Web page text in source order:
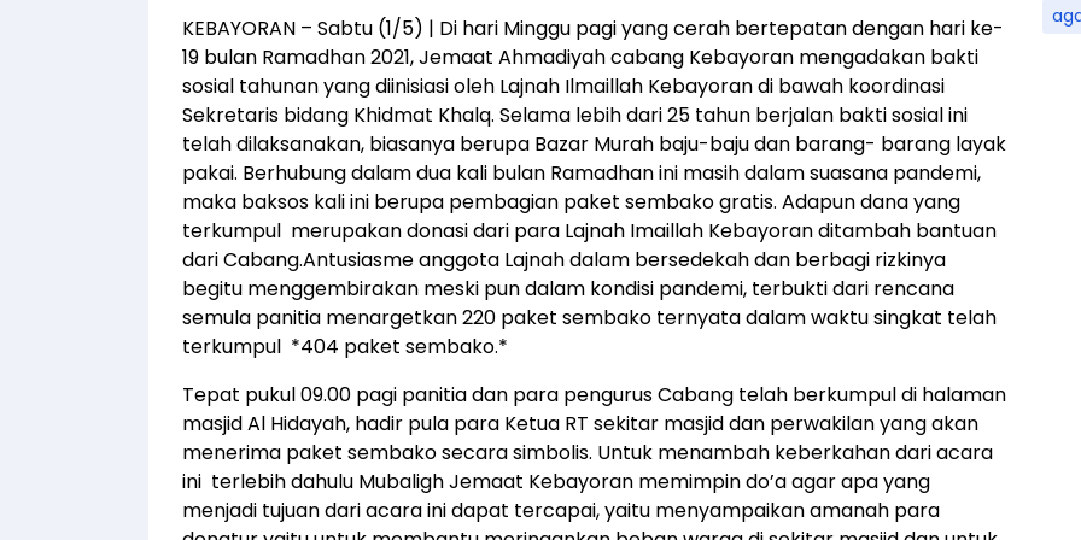
KEBAYORAN – Sabtu (1/5) | Di hari Minggu pagi yang cerah bertepatan dengan hari ke-
19 bulan Ramadhan 2021, Jemaat Ahmadiyah cabang Kebayoran mengadakan bakti
sosial tahunan yang diinisiasi oleh Lajnah Ilmaillah Kebayoran di bawah koordinasi
Sekretaris bidang Khidmat Khalq. Selama lebih dari 25 tahun berjalan bakti sosial ini
telah dilaksanakan, biasanya berupa Bazar Murah baju-baju dan barang- barang layak
pakai. Berhubung dalam dua kali bulan Ramadhan ini masih dalam suasana pandemi,
maka baksos kali ini berupa pembagian paket sembako gratis. Adapun dana yang
terkumpul merupakan donasi dari para Lajnah Imaillah Kebayoran ditambah bantuan
dari Cabang.Antusiasme anggota Lajnah dalam bersedekah dan berbagi rizkinya
begitu menggembirakan meski pun dalam kondisi pandemi, terbukti dari rencana
semula panitia menargetkan 220 paket sembako ternyata dalam waktu singkat telah
terkumpul *404 paket sembako.*
Tepat pukul 09.00 pagi panitia dan para pengurus Cabang telah berkumpul di halaman
masjid Al Hidayah, hadir pula para Ketua RT sekitar masjid dan perwakilan yang akan
menerima paket sembako secara simbolis. Untuk menambah keberkahan dari acara
ini terlebih dahulu Mubaligh Jemaat Kebayoran memimpin do’a agar apa yang
menjadi tujuan dari acara ini dapat tercapai, yaitu menyampaikan amanah para